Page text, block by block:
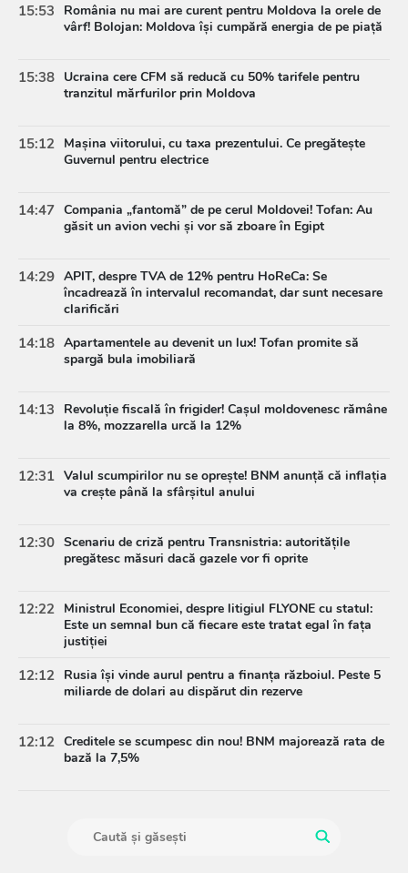
15:53
România nu mai are curent pentru Moldova la orele de
vârf! Bolojan: Moldova își cumpără energia de pe piață
15:38 Ucraina cere CFM să reducă cu 50% tarifele pentru
tranzitul mărfurilor prin Moldova
15:12 Mașina viitorului, cu taxa prezentului. Ce pregătește
Guvernul pentru electrice
14:47 Compania „fantomă” de pe cerul Moldovei! Tofan: Au
găsit un avion vechi și vor să zboare în Egipt
14:29 APIT, despre TVA de 12% pentru HoReCa: Se
încadrează în intervalul recomandat, dar sunt necesare
clarificări
14:18 Apartamentele au devenit un lux! Tofan promite să
spargă bula imobiliară
14:13
Revoluție fiscală în frigider! Cașul moldovenesc rămâne
la 8%, mozzarella urcă la 12%
12:31 Valul scumpirilor nu se oprește! BNM anunță că inflația
va crește până la sfârșitul anului
12:30 Scenariu de criză pentru Transnistria: autoritățile
pregătesc măsuri dacă gazele vor fi oprite
12:22 Ministrul Economiei, despre litigiul FLYONE cu statul:
Este un semnal bun că fiecare este tratat egal în fața
justiției
12:12 Rusia își vinde aurul pentru a finanța războiul. Peste 5
miliarde de dolari au dispărut din rezerve
12:12 Creditele se scumpesc din nou! BNM majorează rata de
bază la 7,5%